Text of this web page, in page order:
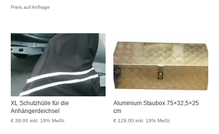
Preis auf Anfrage
XL Schutzhülle für die
Anhängerdeichsel
€ 39,00 inkl. 19% MwSt.
Aluminium Staubox 75×32,5×25
cm
€ 129,00 inkl. 19% MwSt.